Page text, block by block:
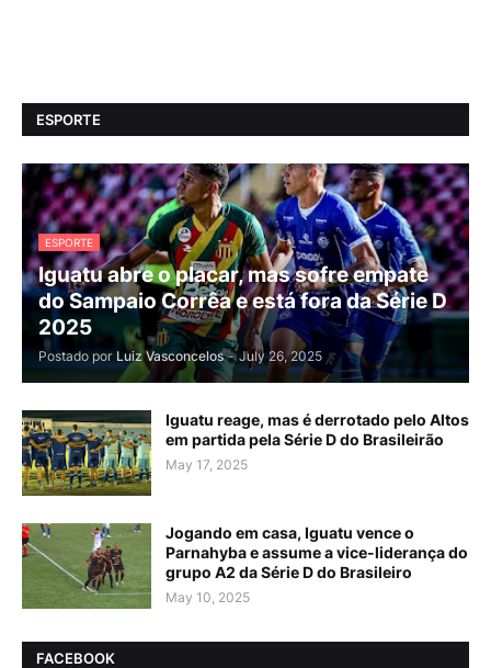
ESPORTE
ESPORTE
Iguatu abre o placar, mas sofre empate
do Sampaio Corrêa e está fora da Série D
2025
Postado por Luiz Vasconcelos - July 26, 2025
Iguatu reage, mas é derrotado pelo Altos
em partida pela Série D do Brasileirão
May 17, 2025
Jogando em casa, Iguatu vence o
Parnahyba e assume a vice-liderança do
grupo A2 da Série D do Brasileiro
May 10, 2025
FACEBOOK